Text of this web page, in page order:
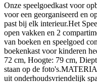
Onze speelgoedkast voor
voor een georganiseerd en
past bij elk interieur.Het
open vakken en 2
van boeken en speelgoed
boekenkast voor kinderen
72 cm, Hoogte: 79 cm,
staan op de
uit onderhoudsvriendelijk